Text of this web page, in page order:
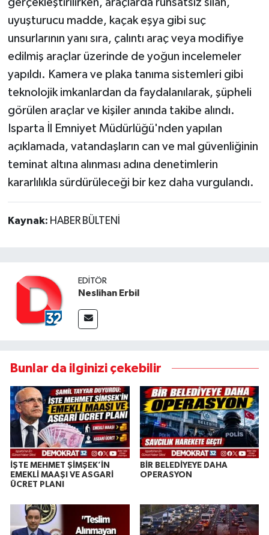
gerçekleştirilirken, araçlarda ruhsatsız silah,
uyuşturucu madde, kaçak eşya gibi suç
unsurlarının yanı sıra, çalıntı araç veya modifiye
edilmiş araçlar üzerinde de yoğun incelemeler
yapıldı. Kamera ve plaka tanıma sistemleri gibi
teknolojik imkanlardan da faydalanılarak, şüpheli
görülen araçlar ve kişiler anında takibe alındı.
Isparta İl Emniyet Müdürlüğü'nden yapılan
açıklamada, vatandaşların can ve mal güvenliğinin
teminat altına alınması adına denetimlerin
kararlılıkla sürdürüleceği bir kez daha vurgulandı.
Kaynak: HABER BÜLTENİ
EDITÖR
Neslihan Erbil
Bunlar da ilginizi çekebilir
İŞTE MEHMET ŞİMŞEK’İN
EMEKLİ MAAŞI VE ASGARİ
ÜCRET PLANI
BİR BELEDİYEYE DAHA
OPERASYON